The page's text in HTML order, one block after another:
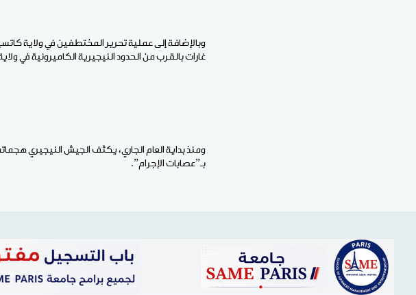
غارات بالقرب من الحدود النيجيرية الكاميرونية في ولاية بورنو
ومنذ بداية العام الجاري، يكثف الجيش النيجيري
بـ”عصابات الإجرام”.